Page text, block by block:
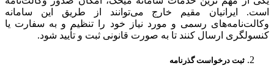
است. ایرانیان مقیم خارج می‌توانند از طریق این سامانه
وکالت‌نامه‌های رسمی و مورد نیاز خود را تنظیم و به سفارت یا
کنسولگری ارسال کنند تا به صورت قانونی ثبت و تأیید شود.
ثبت درخواست گذرنامه